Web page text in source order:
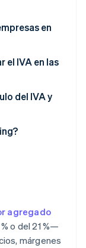
en
el IVA en las
del IVA y
agregado
o del 21 %—
márgenes